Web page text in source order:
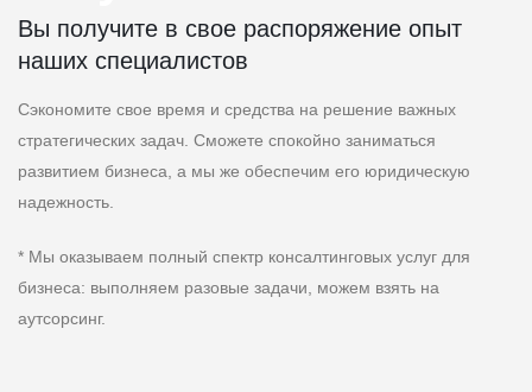
Вы получите в свое распоряжение опыт
наших специалистов
Сэкономите свое время и средства на решение важных
стратегических задач. Сможете спокойно заниматься
развитием бизнеса, а мы же обеспечим его юридическую
надежность.
* Мы оказываем полный спектр консалтинговых услуг для
бизнеса: выполняем разовые задачи, можем взять на
аутсорсинг.